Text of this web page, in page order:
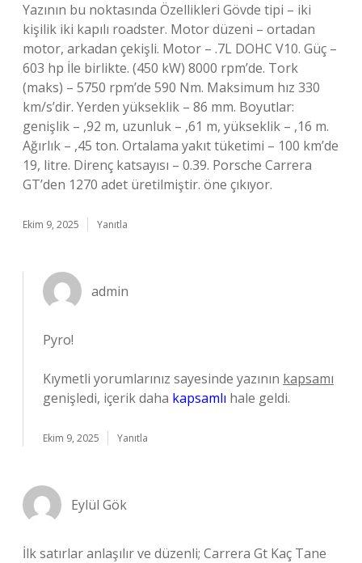
Yazının bu noktasında Özellikleri Gövde tipi – iki
kişilik iki kapılı roadster. Motor düzeni – ortadan
motor, arkadan çekişli. Motor – .7L DOHC V10. Güç –
603 hp İle birlikte. (450 kW) 8000 rpm’de. Tork
(maks) – 5750 rpm’de 590 Nm. Maksimum hız 330
km/s’dir. Yerden yükseklik – 86 mm. Boyutlar:
genişlik – ,92 m, uzunluk – ,61 m, yükseklik – ,16 m.
Ağırlık – ,45 ton. Ortalama yakıt tüketimi – 100 km’de
19, litre. Direnç katsayısı – 0.39. Porsche Carrera
GT’den 1270 adet üretilmiştir. öne çıkıyor.
Ekim 9, 2025 Yanıtla
admin
Pyro!
Kıymetli yorumlarınız sayesinde yazının kapsamı
genişledi, içerik daha kapsamlı hale geldi.
Ekim 9, 2025 Yanıtla
Eylül Gök
İlk satırlar anlaşılır ve düzenli; Carrera Gt Kaç Tane